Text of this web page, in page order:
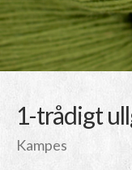
1-trådigt
Kampes